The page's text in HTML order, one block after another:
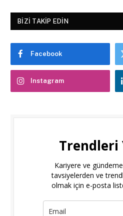
BIZI TAKIP EDIN
Facebook
Instagram
Trendleri
Kariyere ve
tavsiyelerden ve
olmak için e-posta